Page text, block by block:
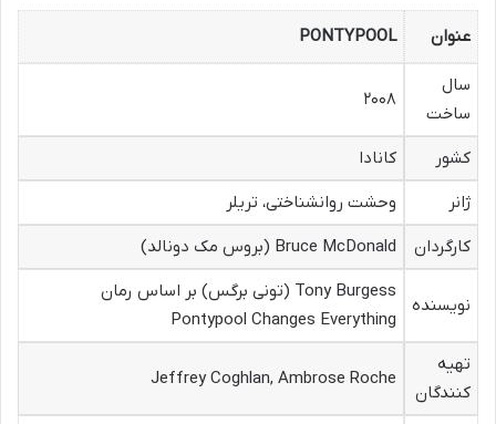
عنوان PONTYPOOL
سال
ساخت
۲۰۰۸
کشور
کانادا
ژانر
وحشت روانشناختی، تریلر
کارگردان
Bruce McDonald (بروس مک دونالد)
نویسنده
Tony Burgess (تونی برگس) بر اساس رمان
Pontypool Changes Everything
تهیه
کنندگان
Jeffrey Coghlan, Ambrose Roche